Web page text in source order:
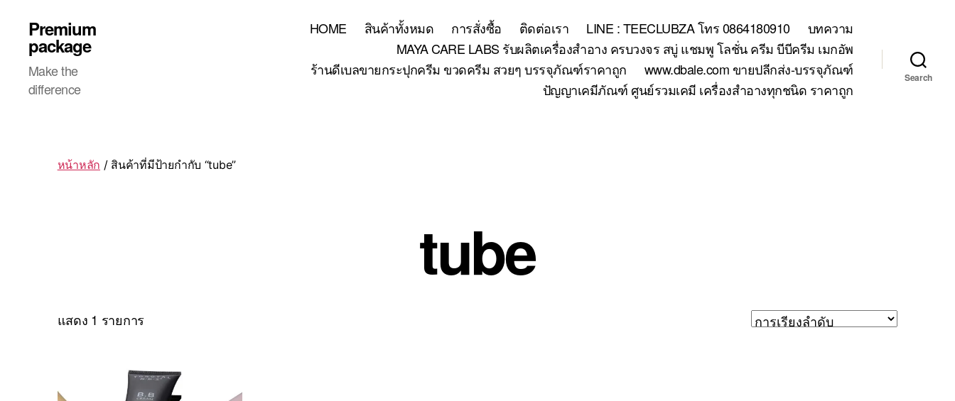
Premium
package
Make the
difference
HOME สินค้าทั้งหมด การสั่งซื้อ ติดต่อเรา LINE : TEECLUBZA โทร 0864180910
บทความ
MAYA CARE LABS รับผลิตเครื่องสำอาง ครบวงจร สบู่ แชมพู โลชั่น ครีม บีบีครีม เมกอัพ
ร้านดีเบลขายกระปุกครีม ขวดครีม สวยๆ บรรจุภัณฑ์ราคาถูก
www.dbale.com ขายปลีกส่ง-บรรจุภัณฑ์
ปัญญาเคมีภัณฑ์ ศูนย์รวมเคมี เครื่องสำอางทุกชนิด ราคาถูก
Search
หน้าหลัก / สินค้าที่มีป้ายกำกับ “tube”
tube
แสดง 1 รายการ